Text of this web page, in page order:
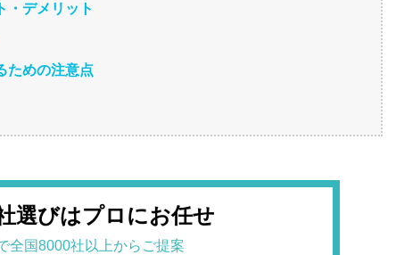
・デメリット
ための注意点
選びはプロにお任せ
全国8000社以上からご提案